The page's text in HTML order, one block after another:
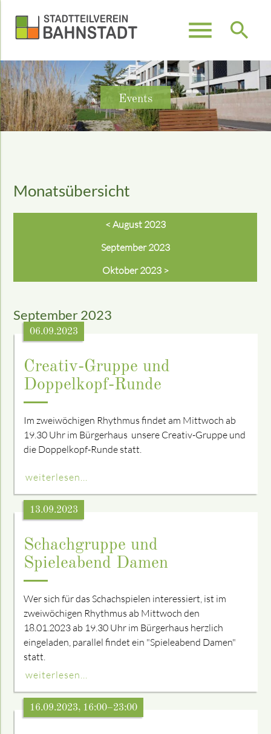
menu search
Suchbegriffe
SUCHEN
Events
Monatsübersicht
< August 2023
September 2023
Oktober 2023 >
September 2023
Creativ-Gruppe und
Doppelkopf-Runde
06.09.2023
Im zweiwöchigen Rhythmus findet am Mittwoch ab
19.30 Uhr im Bürgerhaus unsere Creativ-Gruppe und
die Doppelkopf-Runde statt.
weiterlesen...
Schachgruppe und
Spieleabend Damen
13.09.2023
Wer sich für das Schachspielen interessiert, ist im
zweiwöchigen Rhythmus ab Mittwoch den
18.01.2023 ab 19.30 Uhr im Bürgerhaus herzlich
eingeladen, parallel findet ein "Spieleabend Damen"
statt.
weiterlesen...
16.09.2023, 16:00–23:00